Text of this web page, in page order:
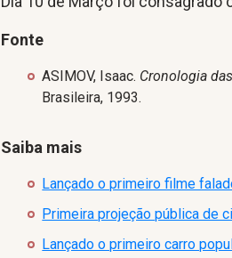
Fonte
ASIMOV, Isaac. Cronologia
Brasileira, 1993.
Saiba mais
Lançado o primeiro filme
Primeira projeção pública de
Lançado o primeiro carro